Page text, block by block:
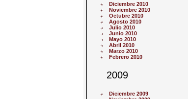
Diciembre 2010
Noviembre 2010
Octubre 2010
Agosto 2010
Julio 2010
Junio 2010
Mayo 2010
Abril 2010
Marzo 2010
Febrero 2010
2009
Diciembre 2009